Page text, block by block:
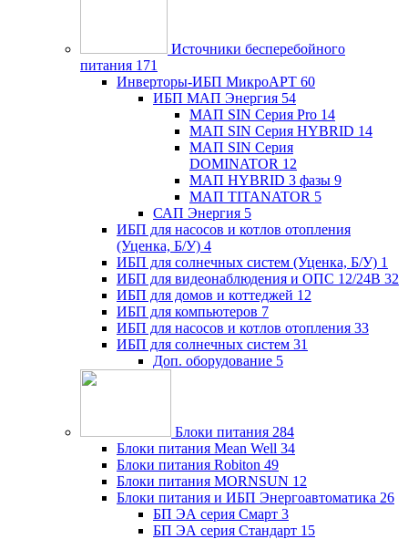
Источники бесперебойного
питания 171
Инверторы-ИБП МикроАРТ 60
ИБП МАП Энергия 54
МАП SIN Серия Pro 14
МАП SIN Серия HYBRID 14
МАП SIN Серия
DOMINATOR 12
МАП HYBRID 3 фазы 9
МАП TITANATOR 5
САП Энергия 5
ИБП для насосов и котлов отопления
(Уценка, Б/У) 4
ИБП для солнечных систем (Уценка, Б/У) 1
ИБП для видеонаблюдения и ОПС 12/24В 32
ИБП для домов и коттеджей 12
ИБП для компьютеров 7
ИБП для насосов и котлов отопления 33
ИБП для солнечных систем 31
Доп. оборудование 5
Блоки питания 284
Блоки питания Mean Well 34
Блоки питания Robiton 49
Блоки питания MORNSUN 12
Блоки питания и ИБП Энергоавтоматика 26
БП ЭА серия Смарт 3
БП ЭА серия Стандарт 15